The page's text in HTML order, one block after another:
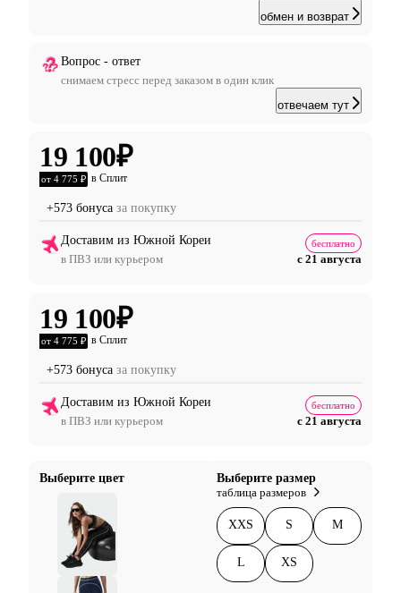
обмен и возврат
Вопрос - ответ
снимаем стресс перед заказом в один клик
отвечаем тут
19 100₽
от 4 775 ₽ в Сплит
+573 бонуса за покупку
Доставим из Южной Кореи
в ПВЗ или курьером
бесплатно
с 21 августа
19 100₽
от 4 775 ₽ в Сплит
+573 бонуса за покупку
Доставим из Южной Кореи
в ПВЗ или курьером
бесплатно
с 21 августа
Выберите цвет
Выберите размер
таблица размеров
XXS S M
L XS